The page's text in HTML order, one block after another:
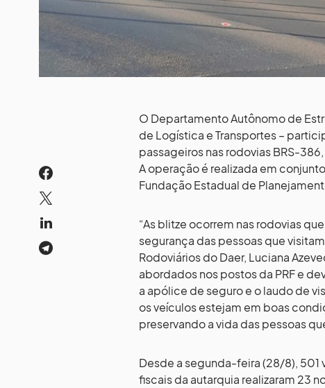
O Departamento Autônomo de
de Logística e Transportes –
passageiros nas rodovias BRS-
A operação é realizada em
Fundação Estadual de
“As blitze ocorrem nas rodovias
segurança das pessoas que
Rodoviários do Daer, Luciana
abordados nos postos da PRF e
a apólice de seguro e o laudo de
os veículos estejam em boas
preservando a vida das pessoas
Desde a segunda-feira (28/8),
fiscais da autarquia realizaram 23